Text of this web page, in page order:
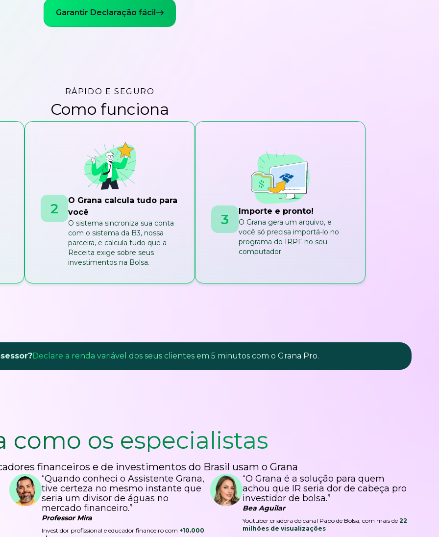
Garantir Declaração fácil
RÁPIDO E SEGURO
Como funciona
2
O Grana calcula tudo para
você
O sistema sincroniza sua conta
com o sistema da B3, nossa
parceira, e calcula tudo que a
Receita exige sobre seus
investimentos na Bolsa.
3 Importe e pronto!
O Grana gera um arquivo, e
você só precisa importá-lo no
programa do IRPF no seu
computador.
Declare a renda variável dos seus clientes em 5 minutos com o Grana Pro.
como os especialistas
financeiros e de investimentos do Brasil usam o Grana
“Quando conheci o Assistente Grana,
tive certeza no mesmo instante que
seria um divisor de águas no
mercado financeiro.”
Professor Mira
Investidor profissional e educador financeiro com +10.000
“O Grana é a solução para quem
achou que IR seria dor de cabeça pro
investidor de bolsa.”
Bea Aguilar
Youtuber criadora do canal Papo de Bolsa, com mais de 22
milhões de visualizações